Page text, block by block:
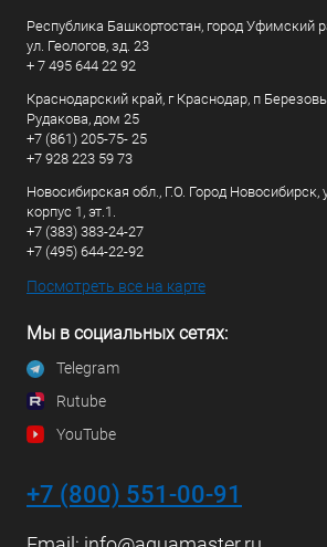
Республика Башкортостан, город Уфимский
ул. Геологов, зд. 23
+ 7 495 644 22 92
Краснодарский край, г Краснодар, п
Рудакова, дом 25
+7 (861) 205-75- 25
+7 928 223 59 73
Новосибирская обл., Г.О. Город Новосибирск,
корпус 1, эт.1.
+7 (383) 383-24-27
+7 (495) 644-22-92
Посмотреть все на карте
Мы в социальных сетях:
Telegram
Rutube
YouTube
+7 (800) 551-00-91